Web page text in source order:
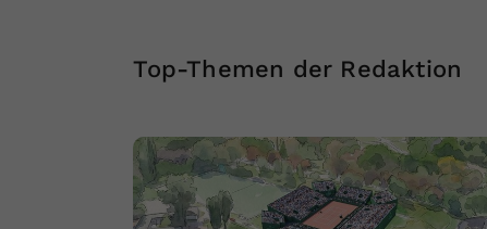
Top-Themen der Redaktion